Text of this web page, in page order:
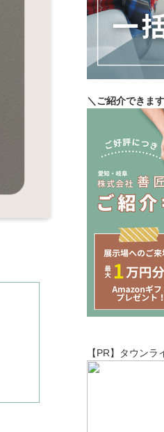
＼ご紹介できま
【PR】タウン